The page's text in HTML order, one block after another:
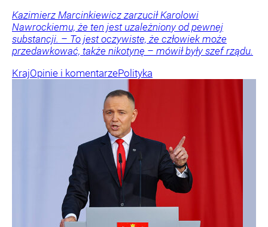
Kazimierz Marcinkiewicz zarzucił Karolowi
Nawrockiemu, że ten jest uzależniony od pewnej
substancji. – To jest oczywiste, że człowiek może
przedawkować, także nikotynę – mówił były szef rządu.
KrajOpinie i komentarzePolityka